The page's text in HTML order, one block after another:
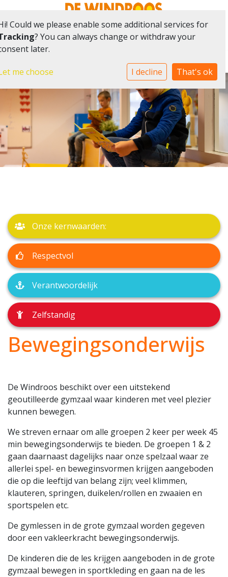
GEWOON WAAR HET KAN - SPECIAAL WAAR HET
MOET
Onze kernwaarden:
Respectvol
Verantwoordelijk
Zelfstandig
Bewegingsonderwijs
De Windroos beschikt over een uitstekend
geoutilleerde gymzaal waar kinderen met veel plezier
kunnen bewegen.
We streven ernaar om alle groepen 2 keer per week 45
min bewegingsonderwijs te bieden. De groepen 1 & 2
gaan daarnaast dagelijks naar onze spelzaal waar ze
allerlei spel- en beweginsvormen krijgen aangeboden
die op die leeftijd van belang zijn; veel klimmen,
klauteren, springen, duikelen/rollen en zwaaien en
sportspelen etc.
De gymlessen in de grote gymzaal worden gegeven
door een vakleerkracht bewegingsonderwijs.
De kinderen die de les krijgen aangeboden in de grote
gymzaal bewegen in sportkleding en gaan na de les
Could we please enable some additional services for
? You can always change or withdraw your
later.
me choose I decline That's ok